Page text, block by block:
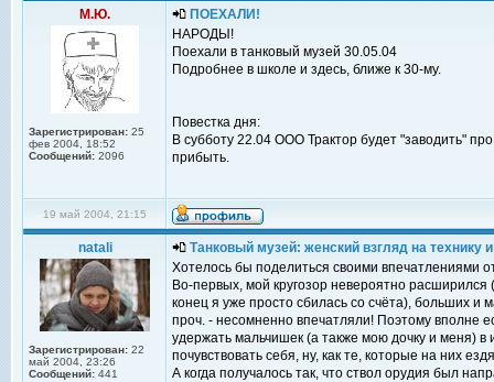
М.Ю.
Зарегистрирован: 25
фев 2004, 18:52
Сообщений: 2096
ПОЕХАЛИ!
НАРОДЫ!
Поехали в танковый музей 30.05.04
Подробнее в школе и здесь, ближе к 30-му.
Повестка дня:
В субботу 22.04 ООО Трактор будет "заводить"
прибыть.
19 май 2004, 21:15
natali
Зарегистрирован: 22
май 2004, 23:26
Сообщений: 441
Танковый музей: женский взгляд на технику
Хотелось бы поделиться своими впечатлениями
Во-первых, мой кругозор невероятно
конец я уже просто сбилась со счёта), больших и
проч. - несомненно впечатляли! Поэтому вполне
удержать мальчишек (а также мою дочку и меня) в
почувствовать себя, ну, как те, которые на них
А когда получалось так, что ствол орудия был